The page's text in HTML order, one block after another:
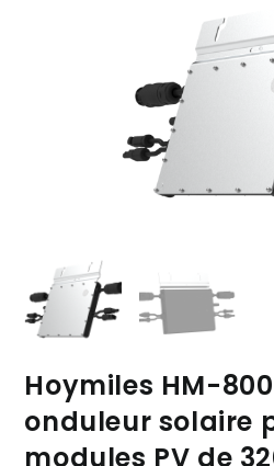
Hoymiles HM-
onduleur solaire
modules PV de